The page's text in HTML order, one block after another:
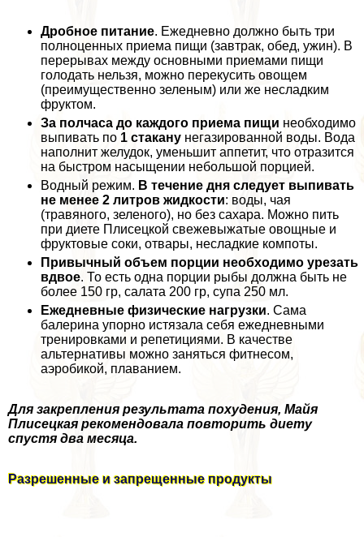
Дробное питание. Ежедневно должно быть три
полноценных приема пищи (завтpaк, обед, ужин). В
перерывах между основными приемами пищи
голодать нельзя, можно перекусить овощем
(преимущественно зеленым) или же несладким
фруктом.
За полчаса до каждого приема пищи необходимо
выпивать по 1 стакану негазированной воды. Вода
наполнит желудок, уменьшит аппетит, что отразится
на быстром насыщении небольшой порцией.
Водный режим. В течение дня следует выпивать
не менее 2 литров жидкости: воды, чая
(травяного, зеленого), но без сахара. Можно пить
при диете Плисецкой свежевыжатые овощные и
фруктовые соки, отвары, несладкие компоты.
Привычный объем порции необходимо урезать
вдвое. То есть одна порции рыбы должна быть не
более 150 гр, салата 200 гр, супа 250 мл.
Ежедневные физические нагрузки. Сама
балерина упopно истязала себя ежедневными
тренировками и репетициями. В качестве
альтернативы можно заняться фитнесом,
аэробикой, плаванием.
Для закрепления результата похудения, Майя
Плисецкая рекомендовала повторить диету
спустя два месяца.
Разрешенные и запрещенные продукты